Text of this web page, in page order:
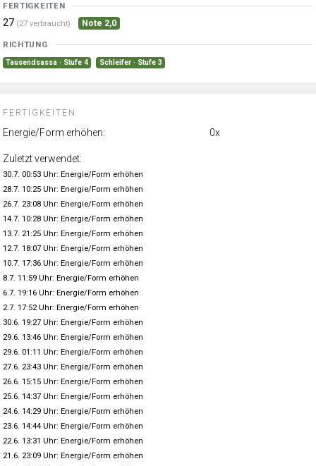
FERTIGKEITEN
27 (27 verbraucht) Note 2,0
RICHTUNG
Tausendsassa · Stufe 4 Schleifer · Stufe 3
FERTIGKEITEN:
Energie/Form erhöhen: 0x
Zuletzt verwendet:
30.7. 00:53 Uhr: Energie/Form erhöhen
28.7. 10:25 Uhr: Energie/Form erhöhen
26.7. 23:08 Uhr: Energie/Form erhöhen
14.7. 10:28 Uhr: Energie/Form erhöhen
13.7. 21:25 Uhr: Energie/Form erhöhen
12.7. 18:07 Uhr: Energie/Form erhöhen
10.7. 17:36 Uhr: Energie/Form erhöhen
8.7. 11:59 Uhr: Energie/Form erhöhen
6.7. 19:16 Uhr: Energie/Form erhöhen
2.7. 17:52 Uhr: Energie/Form erhöhen
30.6. 19:27 Uhr: Energie/Form erhöhen
29.6. 13:46 Uhr: Energie/Form erhöhen
29.6. 01:11 Uhr: Energie/Form erhöhen
27.6. 23:43 Uhr: Energie/Form erhöhen
26.6. 15:15 Uhr: Energie/Form erhöhen
25.6. 14:37 Uhr: Energie/Form erhöhen
24.6. 14:29 Uhr: Energie/Form erhöhen
23.6. 14:44 Uhr: Energie/Form erhöhen
22.6. 13:31 Uhr: Energie/Form erhöhen
21.6. 23:09 Uhr: Energie/Form erhöhen